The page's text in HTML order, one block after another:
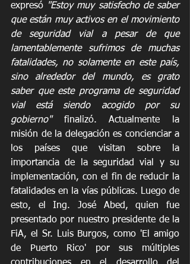
expresó "Estoy muy satisfecho de saber
que están muy activos en el movimiento
de seguridad vial a pesar de que
lamentablemente sufrimos de muchas
fatalidades, no solamente en este país,
sino alrededor del mundo, es grato
saber que este programa de seguridad
vial está siendo acogido por su
gobierno" finalizó. Actualmente la
misión de la delegación es concienciar a
los países que visitan sobre la
importancia de la seguridad vial y su
implementación, con el fin de reducir la
fatalidades en la vías públicas. Luego de
esto, el Ing. José Abed, quien fue
presentado por nuestro presidente de la
FiA, el Sr. Luis Burgos, como 'El amigo
de Puerto Rico' por sus múltiples